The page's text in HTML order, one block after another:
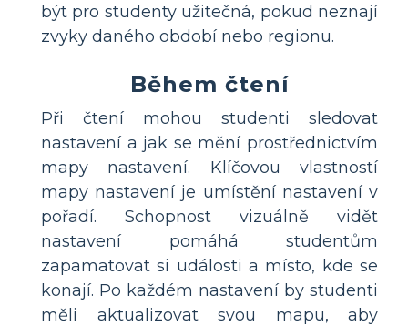
být pro studenty užitečná, pokud neznají
zvyky daného období nebo regionu.
Během čtení
Při čtení mohou studenti sledovat
nastavení a jak se mění prostřednictvím
mapy nastavení. Klíčovou vlastností
mapy nastavení je umístění nastavení v
pořadí. Schopnost vizuálně vidět
nastavení pomáhá studentům
zapamatovat si události a místo, kde se
konají. Po každém nastavení by studenti
měli aktualizovat svou mapu, aby